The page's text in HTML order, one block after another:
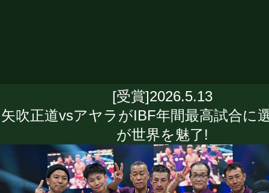
[受賞]2026.5.13
矢吹正道vsアヤラがIBF年間最高試合に
が世界を魅了!